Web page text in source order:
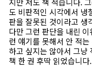
도 비판적인 시각에서 냉
판을 잘못된 것이라고 생
다만 그런 판단을 내린
런 얘기를 못해서 안 적
하고 싶지는 않아서 그냥
책 한 권 후딱 읽었습니